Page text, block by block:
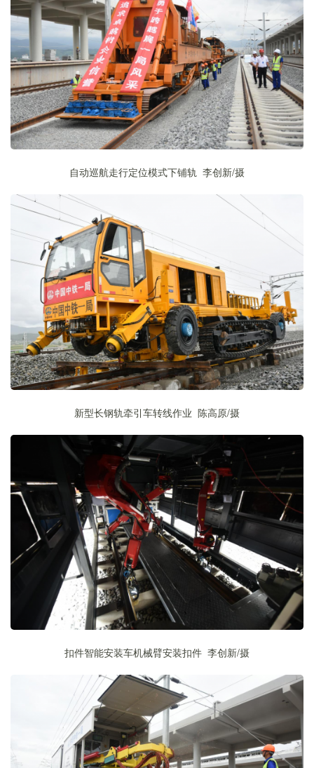
自动巡航走行定位模式下铺轨 李创新/摄
新型长钢轨牵引车转线作业 陈高原/摄
扣件智能安装车机械臂安装扣件 李创新/摄